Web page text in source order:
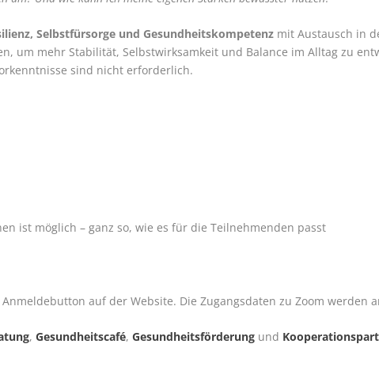
Selbstfürsorge und Gesundheitskompetenz mit Austausch in
um mehr Stabilität, Selbstwirksamkeit und Balance im Alltag zu
sind nicht erforderlich.
ist möglich – ganz so, wie es für die Teilnehmenden passt
auf der Website. Die Zugangsdaten zu Zoom werden
, Gesundheitscafé,Gesundheitsförderung und